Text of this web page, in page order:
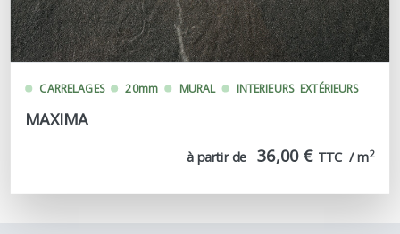
CARRELAGES 20mm MURAL INTERIEURS EXTÉRIEURS
MAXIMA
à partir de 36,00 € TTC  / m2